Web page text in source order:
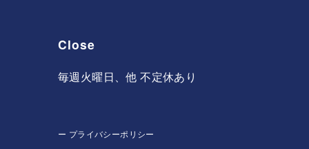
Close
毎週火曜日、他 不定休あり
ー プライバシーポリシー